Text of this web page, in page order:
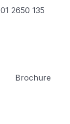
01 2650 135
Brochure